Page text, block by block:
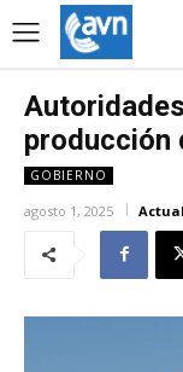
producción
GOBIERNO
agosto 1, 2025